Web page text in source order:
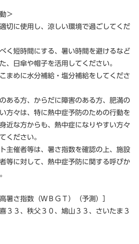
＞
切に使用し、涼しい環境で過ごしてくだ
く短時間にする、暑い時間を避けるなど
、日傘や帽子を活用してください。
まめに水分補給・塩分補給をしてくださ
ある方、からだに障害のある方、肥満の
方々は、特に熱中症予防のための行動を
近な方からも、熱中症になりやすい方々
ください。
主催者等は、暑さ指数を確認の上、施設
等に対して、熱中症予防に関する呼びか
暑さ指数（ＷＢＧＴ）（予測）］
３３、秩父３０、鳩山３３、さいたま３